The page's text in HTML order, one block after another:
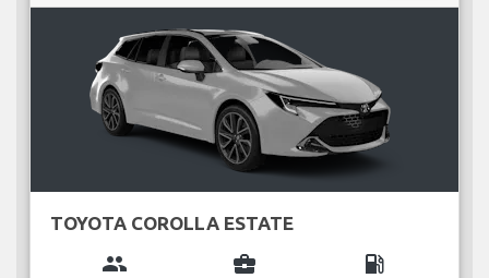
TOYOTA COROLLA ESTATE
group business_center local_gas_station